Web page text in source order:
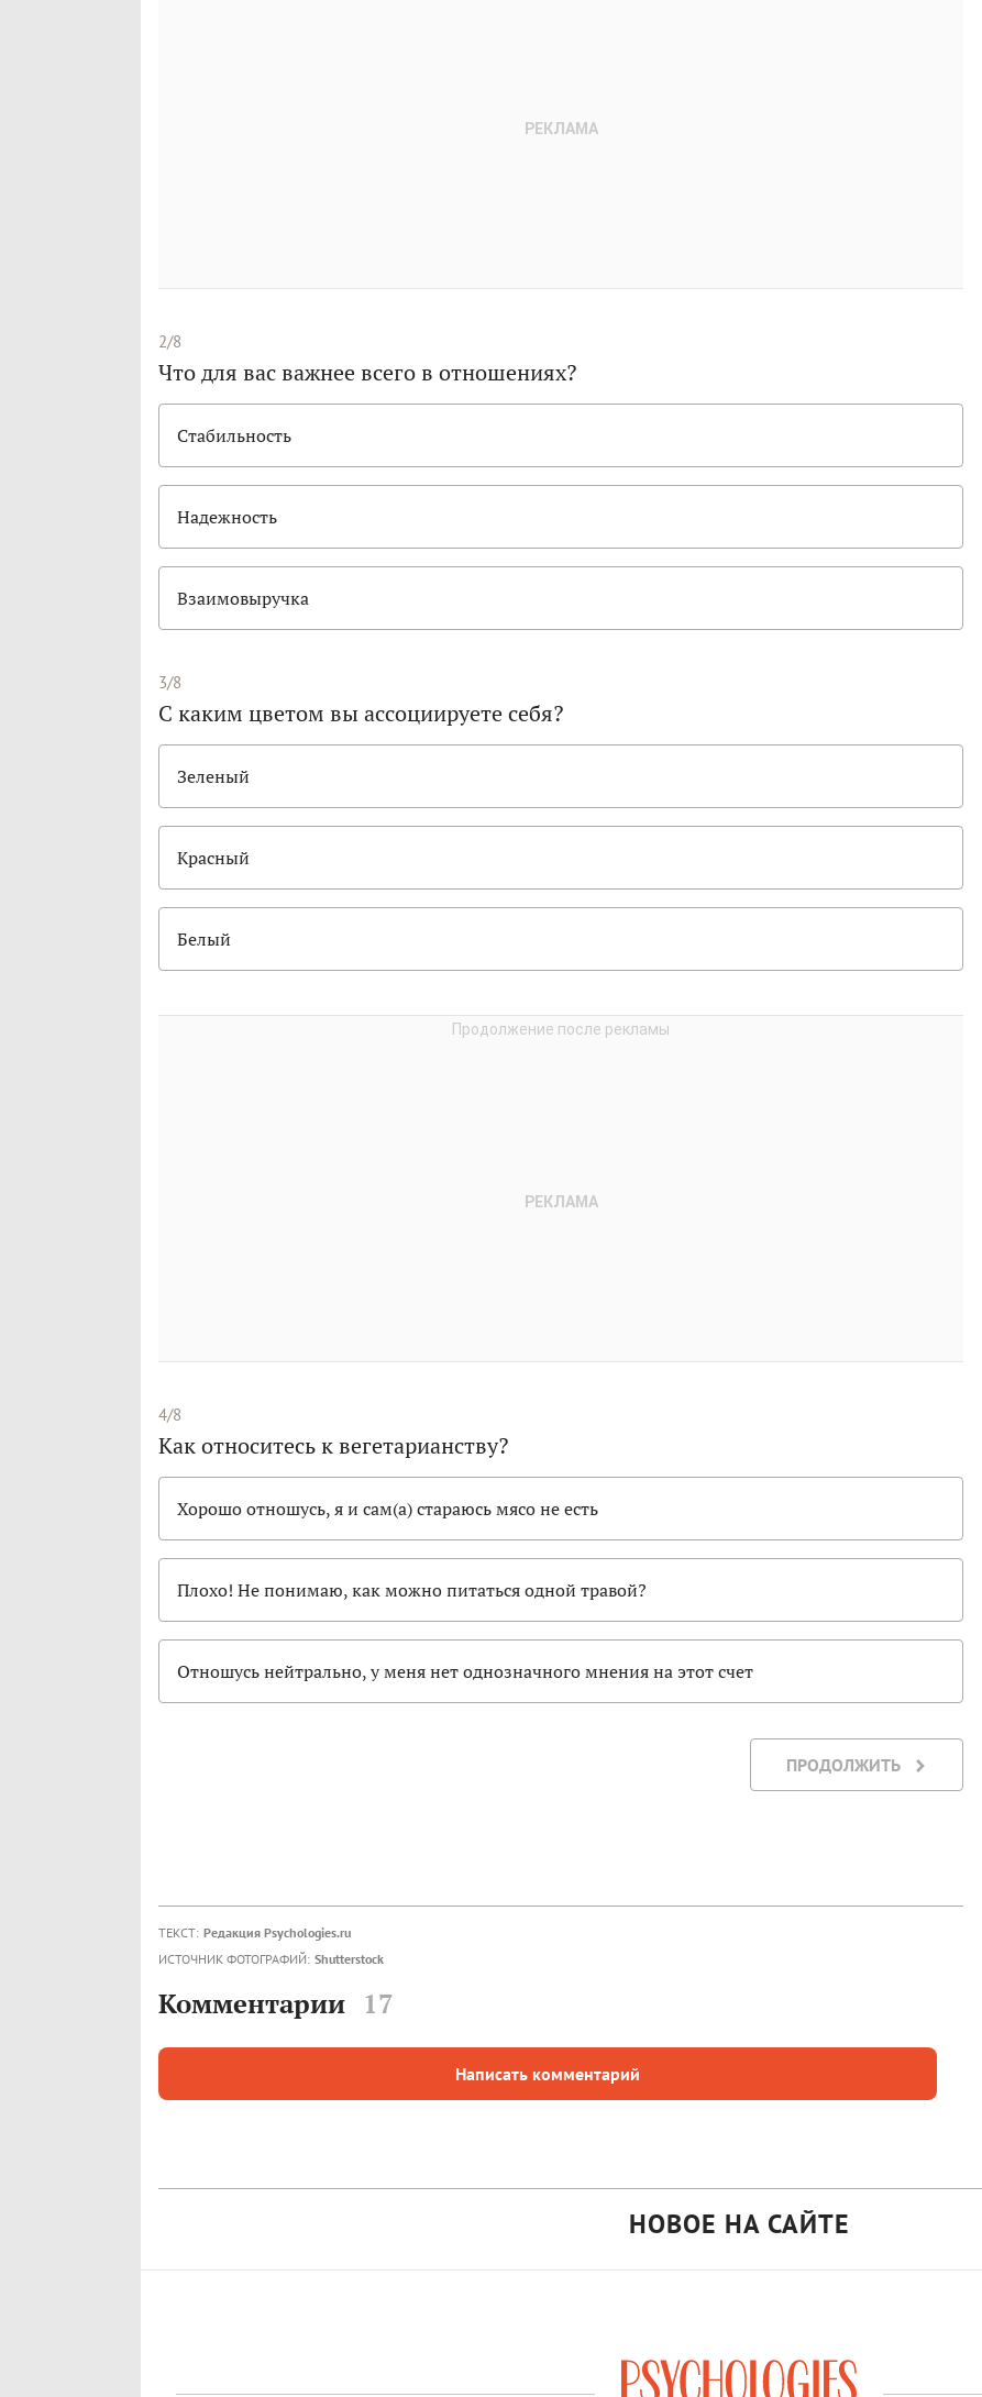
2/8
Что для вас важнее всего в отношениях?
Стабильность
Надежность
Взаимовыручка
3/8
С каким цветом вы ассоциируете себя?
Зеленый
Красный
Белый
4/8
Как относитесь к вегетарианству?
Хорошо отношусь, я и сам(а) стараюсь мясо не есть
Плохо! Не понимаю, как можно питаться одной травой?
Отношусь нейтрально, у меня нет однозначного мнения на этот счет
ПРОДОЛЖИТЬ
ТЕКСТ: Редакция Psychologies.ru
ИСТОЧНИК ФОТОГРАФИЙ: Shutterstock
Комментарии 17
Написать комментарий
НОВОЕ НА САЙТЕ